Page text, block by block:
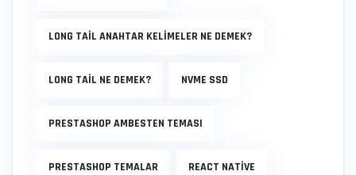
LONG TAIL ANAHTAR KELIMELER NE DEMEK?
LONG TAIL NE DEMEK? NVME SSD
PRESTASHOP AMBESTEN TEMASI
PRESTASHOP TEMALAR REACT NATIVE